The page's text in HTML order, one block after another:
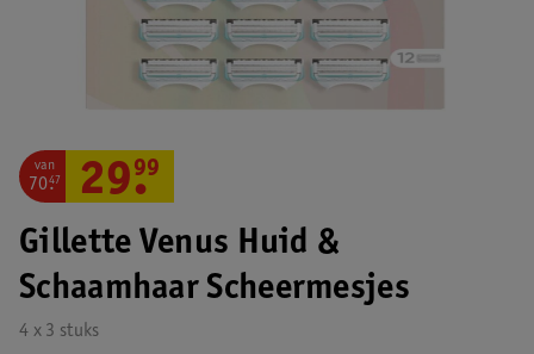
Gillette Venus Huid &
Schaamhaar Scheermesjes
4 x 3 stuks
van
70.
47 29.
99